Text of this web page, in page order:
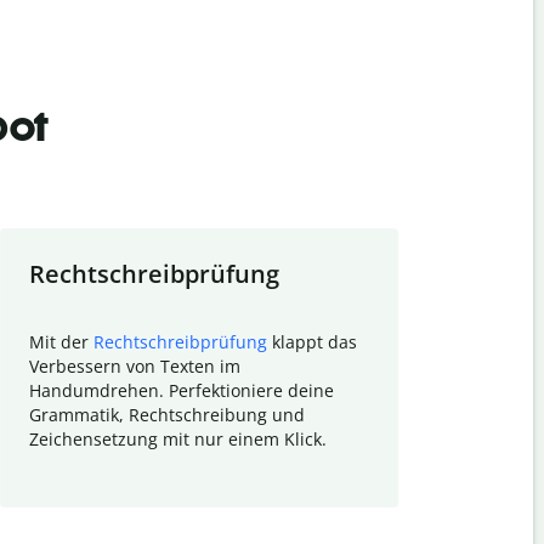
Rechtschreibprüfung
Mit der Rechtschreibprüfung klappt das
Verbessern von Texten im
Handumdrehen. Perfektioniere deine
Grammatik, Rechtschreibung und
Zeichensetzung mit nur einem Klick.